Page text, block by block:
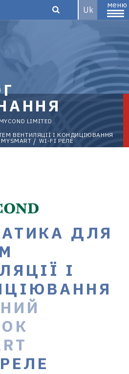
Uk
меню
MYCOND LIMITED
ВЕНТИЛЯЦІЇ І КОНДИЦІЮВАННЯ
WI-FI РЕЛЕ
ДЛЯ
І